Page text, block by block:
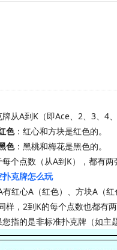
牌从A到K（即Ace、2、3、4
色：红心和方块是红色的。
色：黑桃和梅花是黑色的。
每个点数（从A到K），都有
扑克牌怎么玩
有红心A（红色）、方块A（红
样，2到K的每个点数也都有两
您指的是非标准扑克牌（如主